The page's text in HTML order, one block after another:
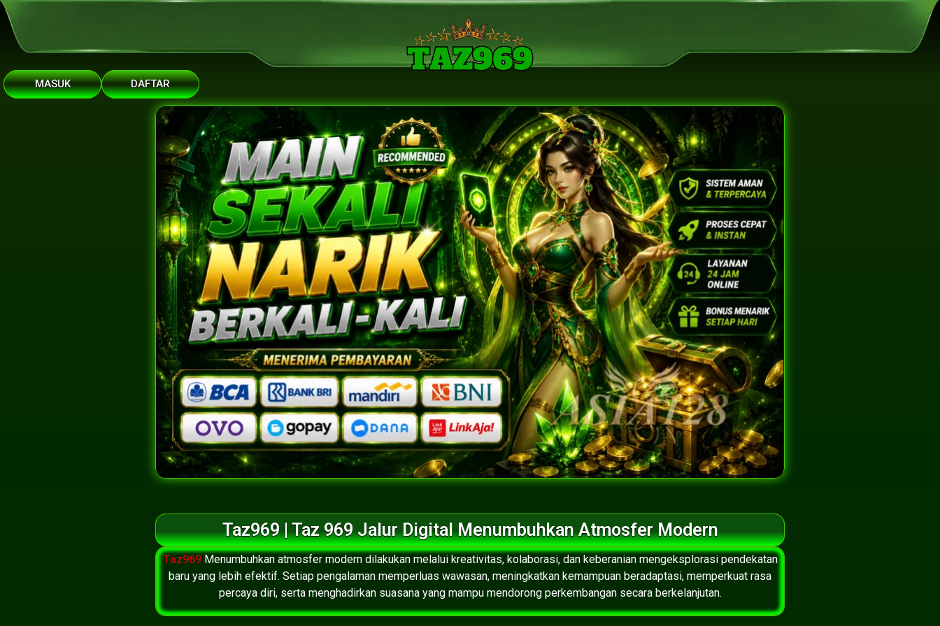
MASUK DAFTAR
Taz969 | Taz 969 Jalur Digital Menumbuhkan Atmosfer Modern
Taz969 Menumbuhkan atmosfer modern dilakukan melalui kreativitas, kolaborasi, dan keberanian mengeksplorasi pendekatan
baru yang lebih efektif. Setiap pengalaman memperluas wawasan, meningkatkan kemampuan beradaptasi, memperkuat rasa
percaya diri, serta menghadirkan suasana yang mampu mendorong perkembangan secara berkelanjutan.